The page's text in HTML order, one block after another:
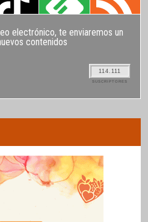
electrónico, te enviaremos un
contenidos
114.111
SUSCRIPTORES